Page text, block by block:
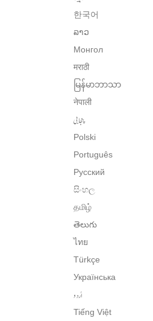
한국어
ລາວ
Монгол
मराठी
မြန်မာဘာသာ
नेपाली
پنجابی
Polski
Português
Русский
සිංහල
தமிழ்
తెలుగు
ไทย
Türkçe
Українська
اُردو
Tiếng Việt